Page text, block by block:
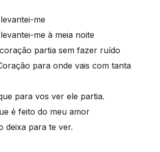
me
me à meia noite
partia sem fazer ruído
para onde vais com tanta
para vos ver ele partia.
é feito do meu amor
deixa para te ver.